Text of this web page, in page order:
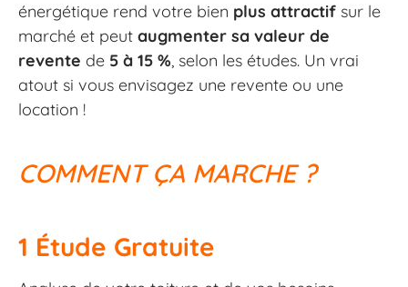
énergétique rend votre bien plus attractif sur le
marché et peut augmenter sa valeur de
revente de 5 à 15 %, selon les études. Un vrai
atout si vous envisagez une revente ou une
location !
COMMENT ÇA MARCHE ?
1 Étude Gratuite